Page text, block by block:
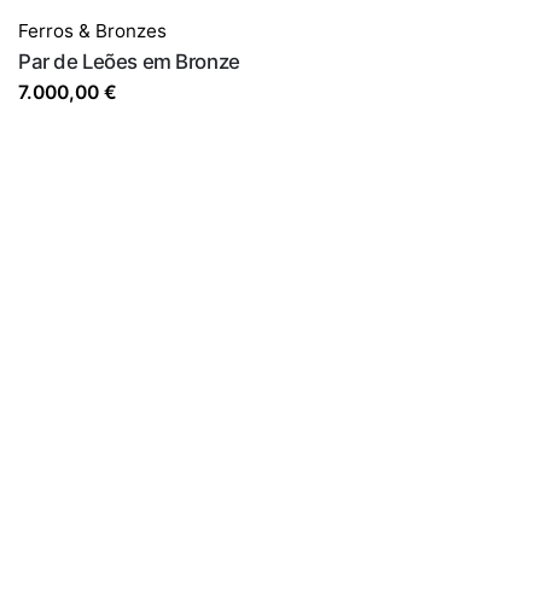
Ferros & Bronzes
Par de Leões em Bronze
7.000,00 €